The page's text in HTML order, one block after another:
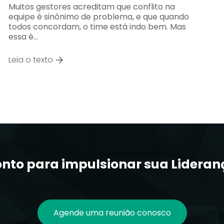
Muitos gestores acreditam que conflito na
equipe é sinônimo de problema, e que quando
todos concordam, o time está indo bem. Mas
essa é…
Leia o texto
para impulsionar sua
Agende uma reunião conosco